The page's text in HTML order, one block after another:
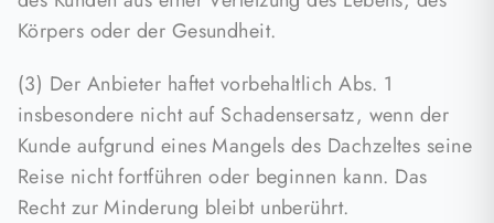
Körpers oder der Gesundheit.
(3) Der Anbieter haftet vorbehaltlich Abs. 1
insbesondere nicht auf Schadensersatz, wenn der
Kunde aufgrund eines Mangels des Dachzeltes seine
Reise nicht fortführen oder beginnen kann. Das
Recht zur Minderung bleibt unberührt.